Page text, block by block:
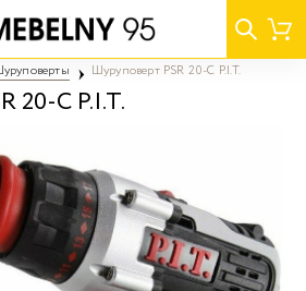
Шуруповерт PSR 20-C P.I.T.
20-C P.I.T.